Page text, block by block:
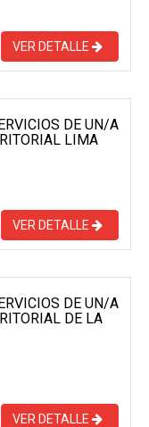
VER DETALLE
DE UN/A
LIMA
VER DETALLE
DE UN/A
DE LA
VER DETALLE